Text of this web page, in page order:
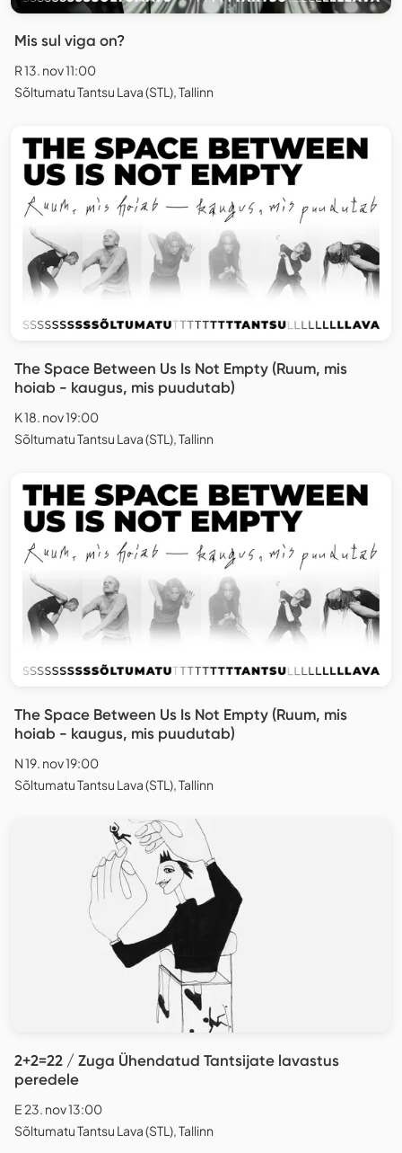
Mis sul viga on?
R 13. nov 11:00
Sõltumatu Tantsu Lava (STL), Tallinn
The Space Between Us Is Not Empty (Ruum, mis
hoiab - kaugus, mis puudutab)
K 18. nov 19:00
Sõltumatu Tantsu Lava (STL), Tallinn
The Space Between Us Is Not Empty (Ruum, mis
hoiab - kaugus, mis puudutab)
N 19. nov 19:00
Sõltumatu Tantsu Lava (STL), Tallinn
2+2=22 / Zuga Ühendatud Tantsijate lavastus
peredele
E 23. nov 13:00
Sõltumatu Tantsu Lava (STL), Tallinn